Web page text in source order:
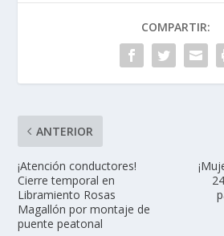
COMPARTIR:
ANTERIOR
¡Atención conductores!
Cierre temporal en
Libramiento Rosas
Magallón por montaje de
puente peatonal